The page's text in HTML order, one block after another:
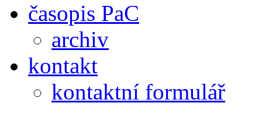
časopis PaC
archiv
kontakt
kontaktní formulář